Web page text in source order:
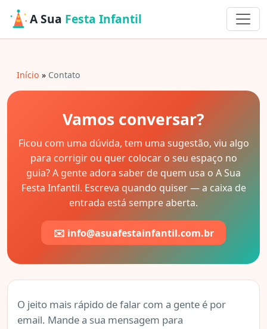
A Sua Festa Infantil
Início Contato
Vamos conversar?
Ficou com uma dúvida, tem uma sugestão, viu algo
para corrigir ou quer colocar o seu espaço no
guia? A gente adora saber de quem usa o A Sua
Festa Infantil. Escreva quando quiser — a caixa de
entrada está sempre aberta.
✉️ info@asuafestainfantil.com.br
O jeito mais rápido de falar com a gente é por
email. Mande a sua mensagem para